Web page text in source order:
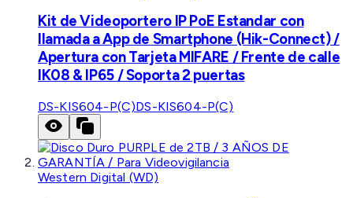
Kit de Videoportero IP PoE Estandar con
llamada a App de Smartphone (Hik-Connect) /
Apertura con Tarjeta MIFARE / Frente de calle
IK08 & IP65 / Soporta 2 puertas
DS-KIS604-P(C)DS-KIS604-P(C)
Western Digital (WD)